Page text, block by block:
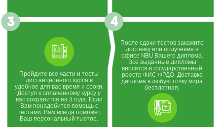
Пройдите все части и тесты
дистанционного курса в
удобное для вас время и сроки.
Доступ к оплаченному курсу у
вас сохранится на 3 года. Если
Вам понадобится помощь с
тестами, Вам всегда поможет
Ваш персональный тьютор.
После сдачи тестов закажите
доставку или получение в
офисе NBU Вашего диплома.
Все выданные дипломы
вносятся в государственный
реестр ФИС ФРДО. Доставка
диплома в любую точку мира
бесплатная.